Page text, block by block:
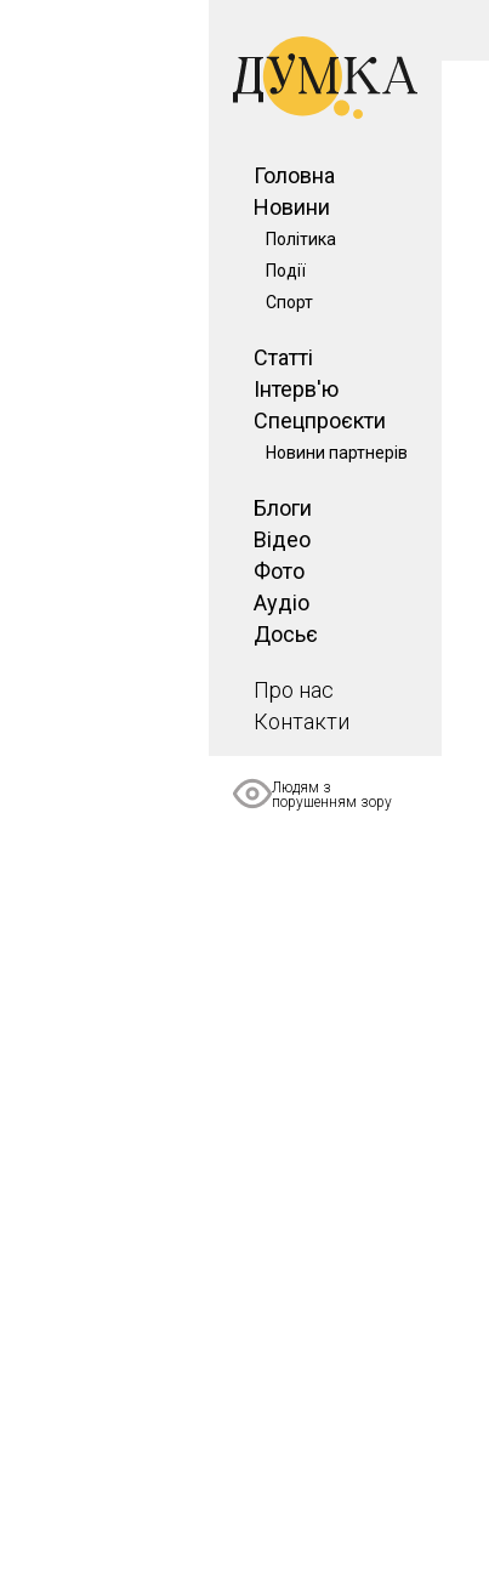
Головна
Новини
Політика
Події
Спорт
Статті
Інтерв'ю
Спецпроєкти
Новини партнерів
Блоги
Відео
Фото
Аудіо
Досьє
Про нас
Контакти
Людям з
порушенням зору